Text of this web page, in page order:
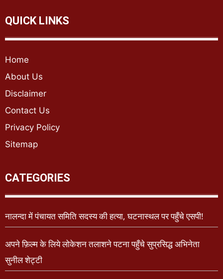
QUICK LINKS
Home
About Us
Disclaimer
Contact Us
Privacy Policy
Sitemap
CATEGORIES
नालन्दा में पंचायत समिति सदस्य की हत्या, घटनास्थल पर पहुँचे एसपी!
अपने फ़िल्म के लिये लोकेशन तलाशने पटना पहुँचे सुप्रसिद्ध अभिनेता
सुनील शेट्टी